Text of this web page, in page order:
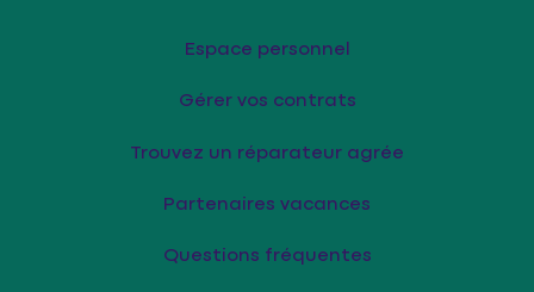
Espace personnel
Gérer vos contrats
Trouvez un réparateur agrée
Partenaires vacances
Questions fréquentes